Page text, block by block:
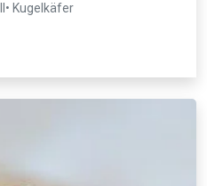
• Kugelkäfer